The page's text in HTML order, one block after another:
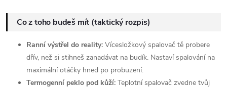
Co z toho budeš mít (taktický rozpis)
Ranní výstřel do reality: Vícesložkový spalovač tě probere
dřív, než si stihneš zanadávat na budík. Nastaví spalování na
maximální otáčky hned po probuzení.
Termogenní peklo pod kůží: Teplotní spalovač zvedne tvůj